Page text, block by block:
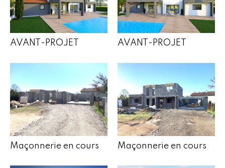
AVANT-PROJET AVANT-PROJET
Maçonnerie en cours Maçonnerie en cours